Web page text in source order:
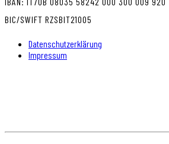
BIC/SWIFT RZSBIT21005
Datenschutzerklärung
Impressum